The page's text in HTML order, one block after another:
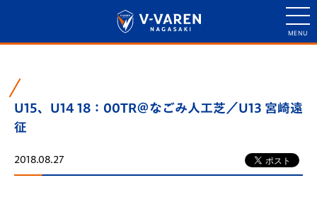
U15、U14 18：00TR＠なごみ人工芝／U13 宮崎遠
征
2018.08.27